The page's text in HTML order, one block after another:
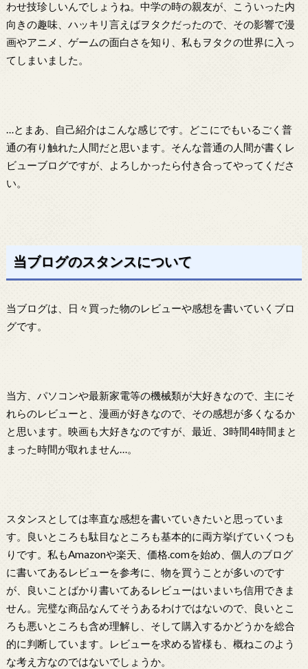
わせ技珍しいんでしょうね。中学の時の親友が、こういった内
向きの趣味、ハッキリ言えばヲタクだったので、その影響で漫
画やアニメ、ゲームの面白さを知り、私もヲタクの世界に入っ
てしまいました。
…とまあ、自己紹介はこんな感じです。どこにでもいるごく普
通の有り触れた人間だと思います。そんな普通の人間が書くレ
ビューブログですが、よろしかったら付き合ってやってくださ
い。
当ブログのスタンスについて
当ブログは、日々買った物のレビューや感想を書いていくブロ
グです。
当方、パソコンや最新家電等の機械類が大好きなので、主にそ
れらのレビューと、漫画が好きなので、その感想が多くなるか
と思います。映画も大好きなのですが、最近、3時間4時間まと
まった時間が取れません…。
スタンスとしては率直な感想を書いていきたいと思っていま
す。良いところも駄目なところも基本的に両方挙げていくつも
りです。私もAmazonや楽天、価格.comを始め、個人のブログ
に書いてあるレビューを参考に、物を買うことが多いのです
が、良いことばかり書いてあるレビューはいまいち信用できま
せん。完璧な商品なんてそうあるわけではないので、良いとこ
ろも悪いところも含め理解し、そして購入するかどうかを総合
的に判断しています。レビューを求める皆様も、概ねこのよう
な考え方なのではないでしょうか。